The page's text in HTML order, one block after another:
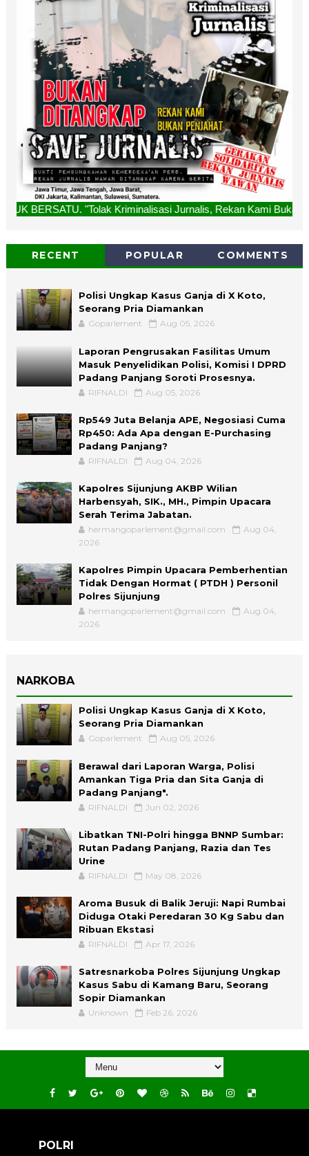
"Tolak Kriminalisasi Jurnalis, Rekan Kami Bukan Penjahat,
RECENT POPULAR COMMENTS
Polisi Ungkap Kasus Ganja di X Koto,
Seorang Pria Diamankan
Goparlement Aug 05, 2026
Laporan Pengrusakan Fasilitas Umum
Masuk Penyelidikan Polisi, Komisi I DPRD
Padang Panjang Soroti Prosesnya.
RIFNALDI Aug 05, 2026
Rp549 Juta Belanja APE, Negosiasi Cuma
Rp450: Ada Apa dengan E-Purchasing
Padang Panjang?
RIFNALDI Aug 04, 2026
Kapolres Sijunjung AKBP Wilian
Harbensyah, SIK., MH., Pimpin Upacara
Serah Terima Jabatan.
hermangoparlement@gmail.com
Aug 04,
2026
Kapolres Pimpin Upacara Pemberhentian
Tidak Dengan Hormat ( PTDH ) Personil
Polres Sijunjung
hermangoparlement@gmail.com
Aug 04,
2026
NARKOBA
Polisi Ungkap Kasus Ganja di X Koto,
Seorang Pria Diamankan
Goparlement Aug 05, 2026
Berawal dari Laporan Warga, Polisi
Amankan Tiga Pria dan Sita Ganja di
Padang Panjang".
RIFNALDI Jun 02, 2026
Libatkan TNI-Polri hingga BNNP Sumbar:
Rutan Padang Panjang, Razia dan Tes
Urine
RIFNALDI May 08, 2026
Aroma Busuk di Balik Jeruji: Napi Rumbai
Diduga Otaki Peredaran 30 Kg Sabu dan
Ribuan Ekstasi
RIFNALDI Apr 17, 2026
Satresnarkoba Polres Sijunjung Ungkap
Kasus Sabu di Kamang Baru, Seorang
Sopir Diamankan
Unknown Feb 26, 2026
POLRI